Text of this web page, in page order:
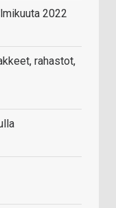
2022
rahastot,